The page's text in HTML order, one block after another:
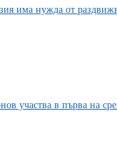
има нужда от
участва в първа на